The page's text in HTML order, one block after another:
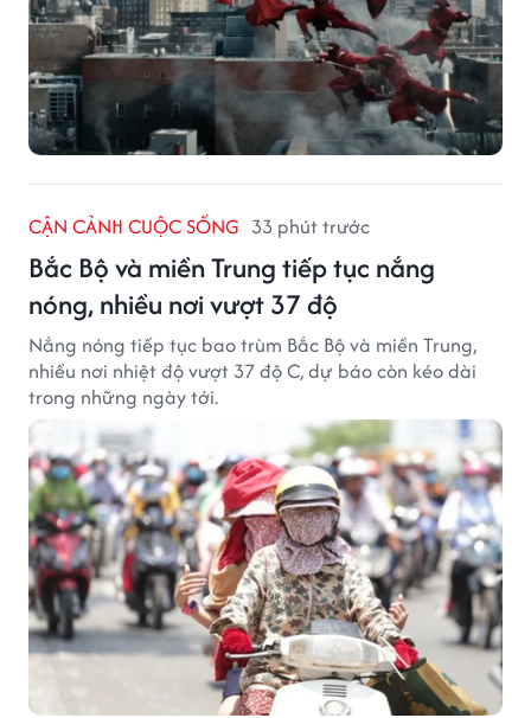
CẬN CẢNH CUỘC SỐNG 33 phút trước
Bắc Bộ và miền Trung tiếp tục nắng
nóng, nhiều nơi vượt 37 độ
Nắng nóng tiếp tục bao trùm Bắc Bộ và miền Trung,
nhiều nơi nhiệt độ vượt 37 độ C, dự báo còn kéo dài
trong những ngày tới.